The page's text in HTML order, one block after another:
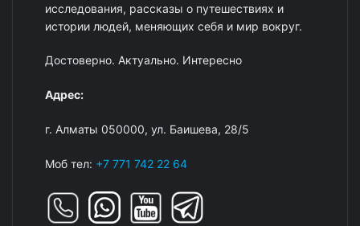
исследования, рассказы о путешествиях и
истории людей, меняющих себя и мир вокруг.
Достоверно. Актуально. Интересно
Адрес:
г. Алматы 050000, ул. Баишева, 28/5
Моб тел: +7 771 742 22 64